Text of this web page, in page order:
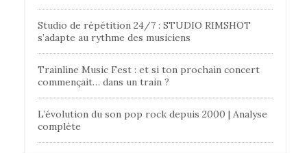
Studio de répétition 24/7 : STUDIO RIMSHOT
s’adapte au rythme des musiciens
Trainline Music Fest : et si ton prochain concert
commençait… dans un train ?
L’évolution du son pop rock depuis 2000 | Analyse
complète